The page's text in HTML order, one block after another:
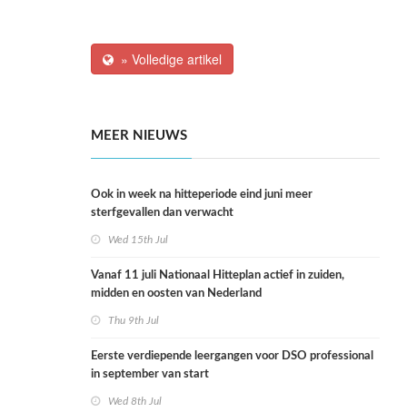
» Volledige artikel
MEER NIEUWS
Ook in week na hitteperiode eind juni meer
sterfgevallen dan verwacht
Wed 15th Jul
Vanaf 11 juli Nationaal Hitteplan actief in zuiden,
midden en oosten van Nederland
Thu 9th Jul
Eerste verdiepende leergangen voor DSO professional
in september van start
Wed 8th Jul